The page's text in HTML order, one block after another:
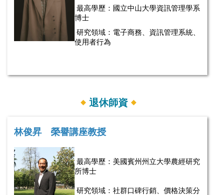
最高學歷：國立中山大學資訊管理學系
博士
研究領域：電子商務、資訊管理系統、
使用者行為
退休師資
林俊昇 榮譽講座教授
最高學歷：美國賓州州立大學農經研究
所博士
研究領域：社群口碑行銷、價格決策分